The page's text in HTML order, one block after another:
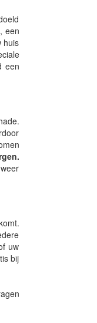
een
huis
een
uw
bij